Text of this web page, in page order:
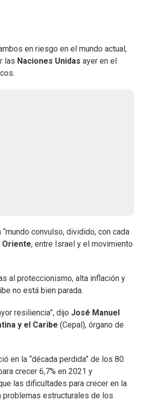
en riesgo en el mundo actual,
las Naciones Unidas ayer en el
convulso, dividido, con cada
Oriente, entre Israel y el movimiento
al proteccionismo, alta inflación y
no está bien parada.
resiliencia”, dijo José Manuel
y el Caribe (Cepal), órgano de
en la “década perdida” de los 80.
crecer 6,7% en 2021 y
las dificultades para crecer en la
problemas estructurales de los